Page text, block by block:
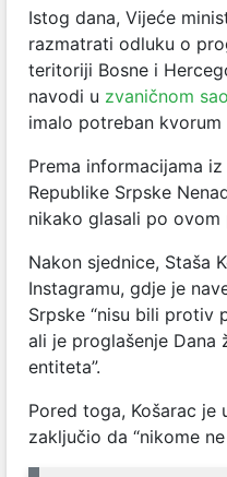
Istog dana, Vijeće
razmatrati odluku o
teritoriji Bosne i
navodi u zvaničnom
imalo potreban kvorum
Prema informacijama
Republike Srpske
nikako glasali po ovom
Nakon sjednice, Staša
Instagramu, gdje je
Srpske “nisu bili protiv
ali je proglašenje Dana
entiteta”.
Pored toga, Košarac je
zaključio da “nikome